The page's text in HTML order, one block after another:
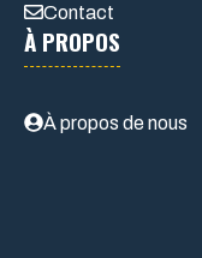
Contact
À PROPOS
À propos de nous